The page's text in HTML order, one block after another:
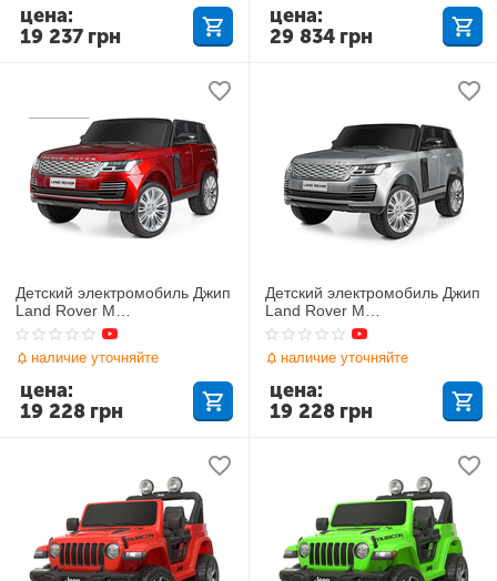
19 237 грн
цена:
29 834 грн
цена:
Детский электромобиль Джип
Land Rover M
4175(MP4)EBLR-3
наличие уточняйте
19 228 грн
цена:
Детский электромобиль Джип
Land Rover M
4175(MP4)EBLR-11
наличие уточняйте
19 228 грн
цена: